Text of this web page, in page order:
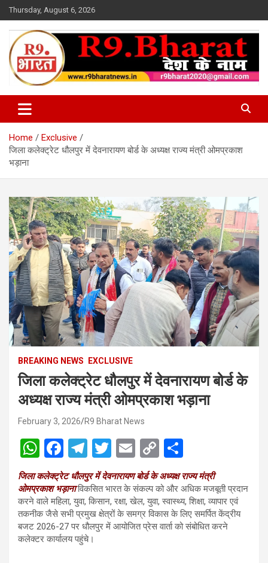
Skip
to
content
Thursday, August 6, 2026
R9 Bharat News
Home
Exclusive
जिला कलेक्ट्रेट धौलपुर में देवनारायण बोर्ड के अध्यक्ष राज्य मंत्री ओमप्रकाश
भड़ाना
BREAKING NEWS EXCLUSIVE
जिला कलेक्ट्रेट धौलपुर में देवनारायण बोर्ड के
अध्यक्ष राज्य मंत्री ओमप्रकाश भड़ाना
February 3, 2026 R9 Bharat News
W
h
at
s
A
p
F
a
ce
b
o
o
T
el
e
gr
a
m
T
wi
tt
er
E
m
ail
C
o
py
Li
n
h
ar
e
जिला कलेक्ट्रेट धौलपुर में देवनारायण बोर्ड के अध्यक्ष राज्य मंत्री
ओमप्रकाश भड़ानाविकसित भारत के संकल्प को और अधिक मजबूती प्रदान
करने वाले महिला, युवा, किसान, रक्षा, खेल, युवा, स्वास्थ्य, शिक्षा, व्यापार एवं
तकनीक जैसे सभी प्रमुख क्षेत्रों के समग्र विकास के लिए समर्पित केंद्रीय
बजट 2026-27 पर धौलपुर में आयोजित प्रेस वार्ता को संबोधित करने
कलेक्टर कार्यालय पहुंचे।